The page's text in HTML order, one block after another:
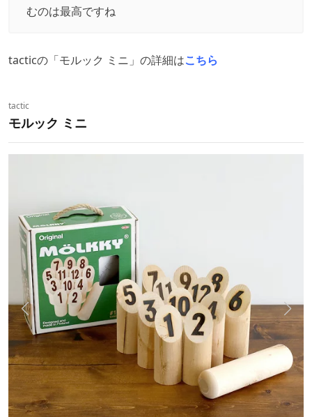
むのは最高ですね
tacticの「モルック ミニ」の詳細はこちら
tactic
モルック ミニ